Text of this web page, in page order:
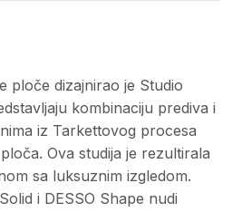
ploče dizajnirao je Studio
kombinaciju prediva i
iz Tarkettovog procesa
Ova studija je rezultirala
sa luksuznim izgledom.
i DESSO Shape nudi